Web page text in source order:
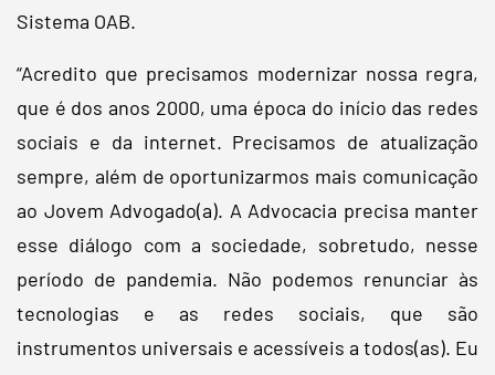
Sistema OAB.
“Acredito que precisamos modernizar nossa regra,
que é dos anos 2000, uma época do início das redes
sociais e da internet. Precisamos de atualização
sempre, além de oportunizarmos mais comunicação
ao Jovem Advogado(a). A Advocacia precisa manter
esse diálogo com a sociedade, sobretudo, nesse
período de pandemia. Não podemos renunciar às
tecnologias e as redes sociais, que são
instrumentos universais e acessíveis a todos(as). Eu